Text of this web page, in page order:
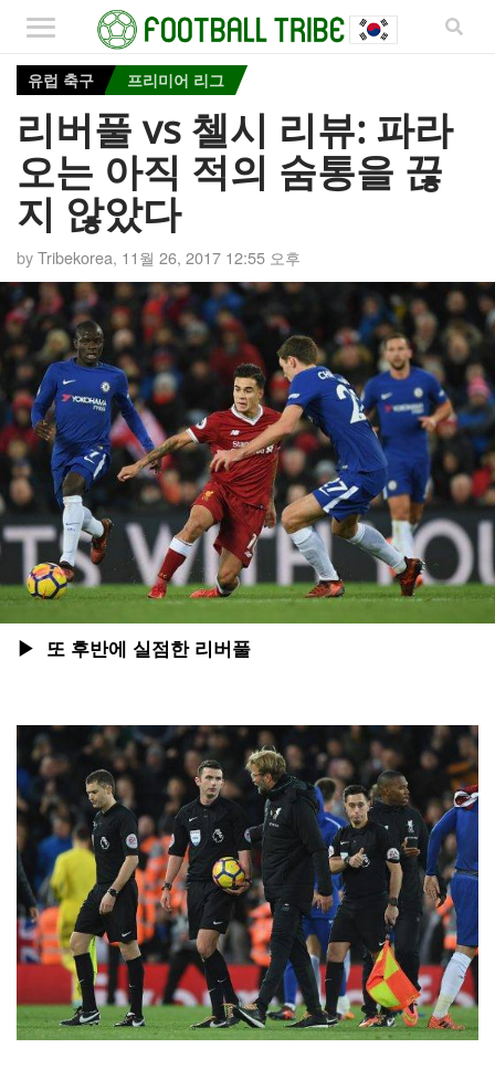
유럽 축구 프리미어 리그
리버풀 vs 첼시 리뷰: 파라
오는 아직 적의 숨통을 끊
지 않았다
byTribekorea, 11월 26, 2017 12:55 오후
▶ 또 후반에 실점한 리버풀